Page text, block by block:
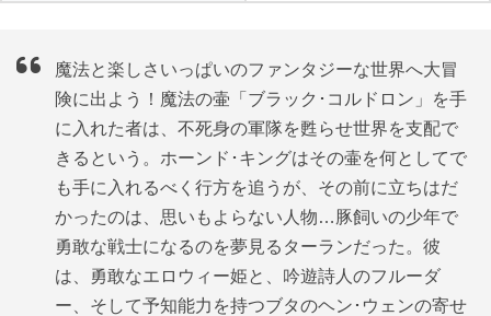
魔法と楽しさいっぱいのファンタジーな世界へ大冒
険に出よう！魔法の壷「ブラック･コルドロン」を手
に入れた者は、不死身の軍隊を甦らせ世界を支配で
きるという。ホーンド･キングはその壷を何としてで
も手に入れるべく行方を追うが、その前に立ちはだ
かったのは、思いもよらない人物…豚飼いの少年で
勇敢な戦士になるのを夢見るターランだった。彼
は、勇敢なエロウィー姫と、吟遊詩人のフルーダ
ー、そして予知能力を持つブタのヘン･ウェンの寄せ